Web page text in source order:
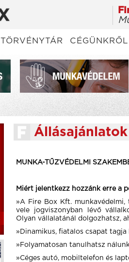
TÖRVÉNYTÁR CÉGÜNKRŐL
Állásajánlatok
MUNKA-TŰZVÉDELMI
Miért jelentkezz hozzánk erre a
»A Fire Box Kft.
vele jogviszonyban lévő
Olyan vállalatánál dolgozhatsz,
»Dinamikus, fiatalos csapat tagja
»Folyamatosan tanulhatsz
»Céges autó, mobiltelefon és